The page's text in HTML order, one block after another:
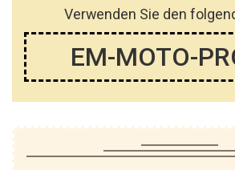
Verwenden Sie den
EM-MOTO-